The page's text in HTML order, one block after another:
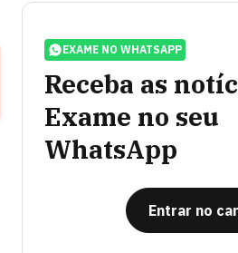
EXAME NO WHATSAPP
Receba as
Exame no seu
WhatsApp
Entrar no